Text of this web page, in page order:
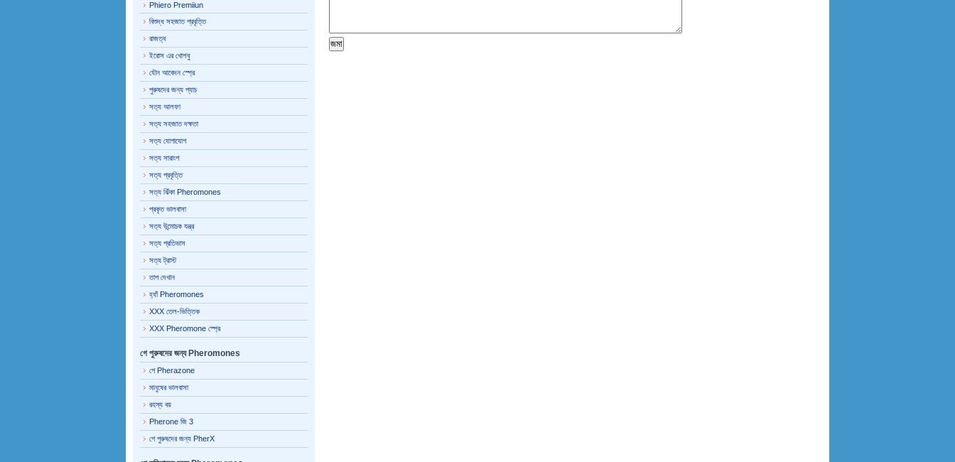
Phiero Premiiun
বিশুদ্ধ সহজাত প্রবৃত্তি
রাজত্ব
ইরোস এর খোশবু
যৌন আবেদন স্প্রে
পুরুষদের জন্য প্যাচ
সত্য আলফা
সত্য সহজাত দক্ষতা
সত্য যোগাযোগ
সত্য সারাংশ
সত্য প্রবৃত্তি
সত্য ঝিঁকা Pheromones
প্রকৃত ভালবাসা
সত্য উন্মোচক যন্ত্র
সত্য প্রতিভাস
সত্য ট্রাস্ট
তাপ দেখান
হ্যাঁ Pheromones
XXX তেল-ভিত্তিক
XXX Pheromone স্প্রে
গে পুরুষদের জন্য Pheromones
গে Pherazone
মানুষের ভালবাসা
রহস্য বয়
Pherone জি 3
গে পুরুষদের জন্য PherX